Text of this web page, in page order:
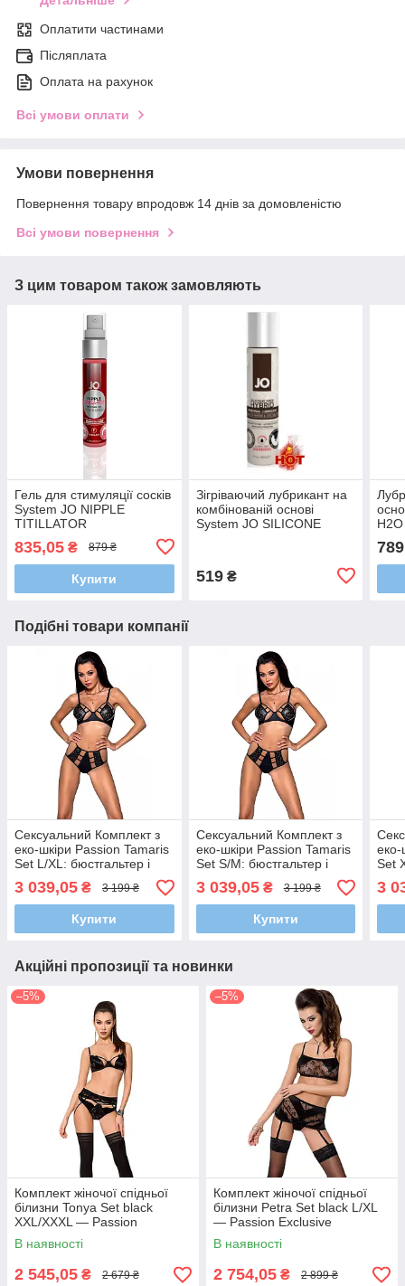
Оплатити частинами
Післяплата
Оплата на рахунок
Всі умови оплати
Умови повернення
Повернення товару впродовж 14 днів за домовленістю
Всі умови повернення
З цим товаром також замовляють
Гель для стимуляції сосків
System JO NIPPLE
TITILLATOR
835,05 ₴ 879 ₴
Купити
Зігріваючий лубрикант на
комбінованій основі
System JO SILICONE
519₴
789
Подібні товари компанії
Сексуальний Комплект з
еко-шкіри Passion Tamaris
Set L/XL: бюстгальтер і
трусики з перфорацією
3 039,05 ₴ 3 199 ₴
Купити
Сексуальний Комплект з
еко-шкіри Passion Tamaris
Set S/M: бюстгальтер і
трусики з перфорацією
3 039,05₴ 3 199 ₴
Купити
еко-
Set
3
Акційні пропозиції та новинки
–5%
Комплект жіночої спідньої
білизни Tonya Set black
XXL/XXXL — Passion
Exclusive
В наявності
2 545,05 ₴ 2 679 ₴
–5%
Комплект жіночої спідньої
білизни Petra Set black L/XL
— Passion Exclusive
В наявності
2 754,05 ₴ 2 899 ₴